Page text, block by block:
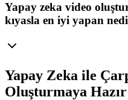
Yapay zeka video
kıyasla en iyi yapan
Yapay Zeka ile
Oluşturmaya Hazır